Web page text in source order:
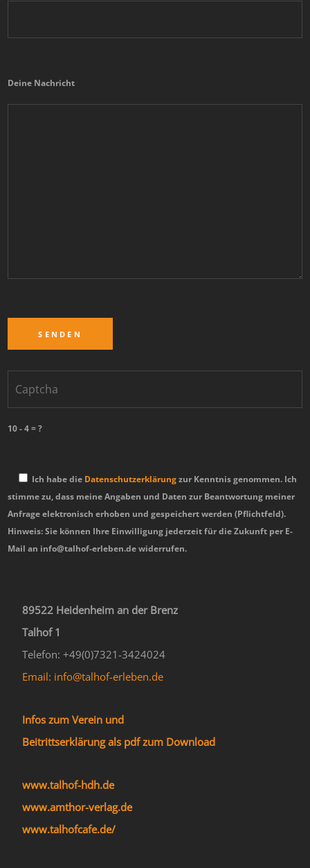
Deine Nachricht
10 - 4 = ?
Ich habe die Datenschutzerklärungzur Kenntnis genommen. Ich
stimme zu, dass meine Angaben und Daten zur Beantwortung meiner
Anfrage elektronisch erhoben und gespeichert werden (Pflichtfeld).
Hinweis: Sie können Ihre Einwilligung jederzeit für die Zukunft per E-
Mail an info@talhof-erleben.de widerrufen.
89522 Heidenheim an der Brenz
Talhof 1
Telefon: +49(0)7321-3424024
Email: info@talhof-erleben.de
Infos zum Verein und
Beitrittserklärung als pdf zum Download
www.talhof-hdh.de
www.amthor-verlag.de
www.talhofcafe.de/